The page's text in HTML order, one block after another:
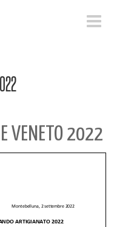
Toggle
VENETO 2022